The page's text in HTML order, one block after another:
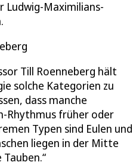
Ludwig-Maximilians-
Till Roenneberg hält
solche Kategorien zu
dass manche
Rhythmus früher oder
Typen sind Eulen und
liegen in der Mitte